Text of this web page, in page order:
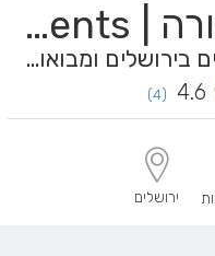
היער באורה | Yaar Events
אולם וגן אירועים בירושלים ומבואותיה
4.6
(4)
ירושלים